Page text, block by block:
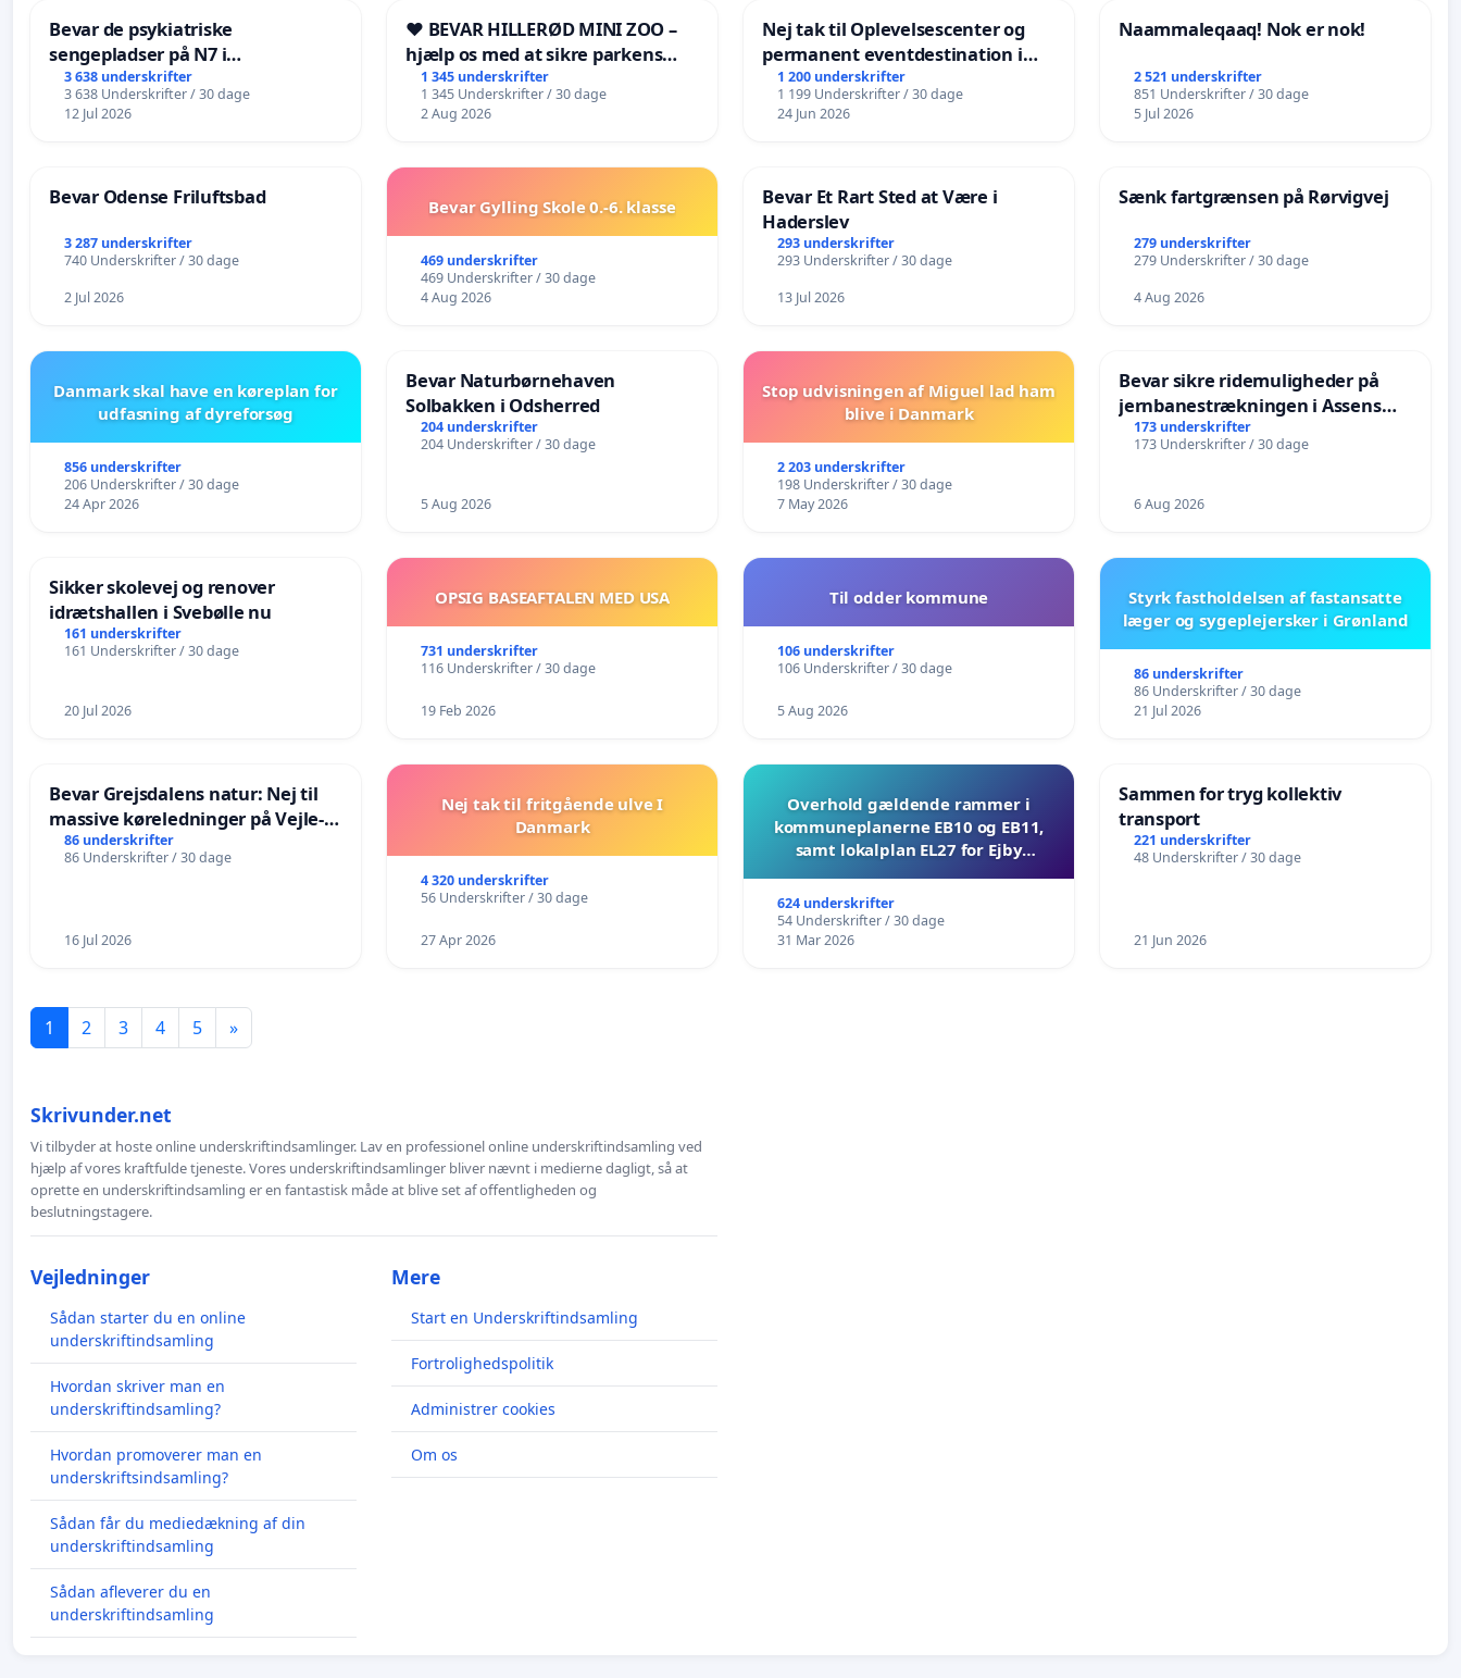
Bevar de psykiatriske
sengepladser på N7 i
Frederikshavn
3 638 underskrifter
3 638 Underskrifter / 30 dage
12 Jul 2026
❤️ BEVAR HILLERØD MINI ZOO –
hjælp os med at sikre parkens
fremtid ❤️
1 345 underskrifter
1 345 Underskrifter / 30 dage
2 Aug 2026
Nej tak til Oplevelsescenter og
permanent eventdestination i
Vejby - Ja tak til et levende
lokalområde i balance
1 200 underskrifter
1 199 Underskrifter / 30 dage
24 Jun 2026
Naammaleqaaq! Nok er nok!
2 521 underskrifter
851 Underskrifter / 30 dage
5 Jul 2026
Bevar Odense Friluftsbad
3 287 underskrifter
740 Underskrifter / 30 dage
2 Jul 2026
Bevar Gylling Skole 0.-6. klasse
469 underskrifter
469 Underskrifter / 30 dage
4 Aug 2026
Bevar Et Rart Sted at Være i
Haderslev
293 underskrifter
293 Underskrifter / 30 dage
13 Jul 2026
Sænk fartgrænsen på Rørvigvej
279 underskrifter
279 Underskrifter / 30 dage
4 Aug 2026
Danmark skal have en køreplan for
udfasning af dyreforsøg
856 underskrifter
206 Underskrifter / 30 dage
24 Apr 2026
Bevar Naturbørnehaven
Solbakken i Odsherred
204 underskrifter
204 Underskrifter / 30 dage
5 Aug 2026
Stop udvisningen af Miguel lad ham
blive i Danmark
2 203 underskrifter
198 Underskrifter / 30 dage
7 May 2026
Bevar sikre ridemuligheder på
jernbanestrækningen i Assens
Kommune
173 underskrifter
173 Underskrifter / 30 dage
6 Aug 2026
Sikker skolevej og renover
idrætshallen i Svebølle nu
161 underskrifter
161 Underskrifter / 30 dage
20 Jul 2026
OPSIG BASEAFTALEN MED USA
731 underskrifter
116 Underskrifter / 30 dage
19 Feb 2026
Til odder kommune
106 underskrifter
106 Underskrifter / 30 dage
5 Aug 2026
Styrk fastholdelsen af fastansatte
læger og sygeplejersker i Grønland
86 underskrifter
86 Underskrifter / 30 dage
21 Jul 2026
Bevar Grejsdalens natur: Nej til
massive køreledninger på Vejle-
Struer-banen
86 underskrifter
86 Underskrifter / 30 dage
16 Jul 2026
Nej tak til fritgående ulve I
Danmark
4 320 underskrifter
56 Underskrifter / 30 dage
27 Apr 2026
Overhold gældende rammer i
kommuneplanerne EB10 og EB11,
samt lokalplan EL27 for Ejby
624 underskrifter
54 Underskrifter / 30 dage
31 Mar 2026
Sammen for tryg kollektiv
transport
221 underskrifter
48 Underskrifter / 30 dage
21 Jun 2026
1 2 3 4 5 »
Skrivunder.net
Vi tilbyder at hoste online underskriftindsamlinger. Lav en professionel online underskriftindsamling ved
hjælp af vores kraftfulde tjeneste. Vores underskriftindsamlinger bliver nævnt i medierne dagligt, så at
oprette en underskriftindsamling er en fantastisk måde at blive set af offentligheden og
beslutningstagere.
Vejledninger
Sådan starter du en online
underskriftindsamling
Hvordan skriver man en
underskriftindsamling?
Hvordan promoverer man en
underskriftsindsamling?
Sådan får du mediedækning af din
underskriftindsamling
Sådan afleverer du en
underskriftindsamling
Mere
Start en Underskriftindsamling
Fortrolighedspolitik
Administrer cookies
Om os